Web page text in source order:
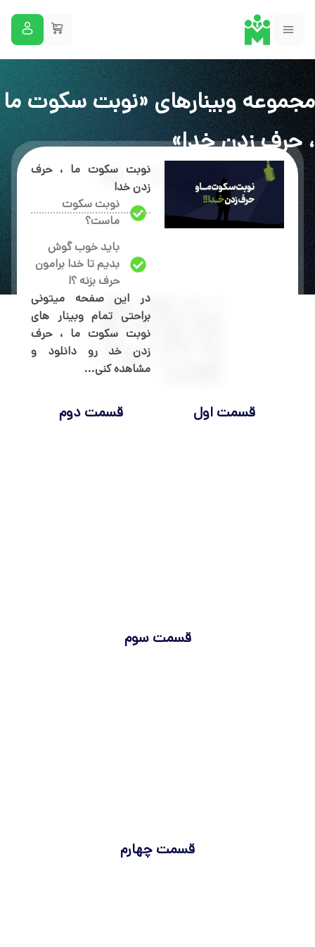
مجموعه وبینارهای «نوبت سکوت ما
، حرف زدن خدا»
نوبت سکوت ما ، حرف
زدن خدا
نوبت سکوت
ماست؟
باید خوب گوش
بدیم تا خدا برامون
حرف بزنه ؟!
در این صفحه میتونی
براحتی تمام وبینار های
نوبت سکوت ما ، حرف
زدن خد رو دانلود و
مشاهده کنی...
قسمت اول قسمت دوم
قسمت سوم
قسمت چهارم